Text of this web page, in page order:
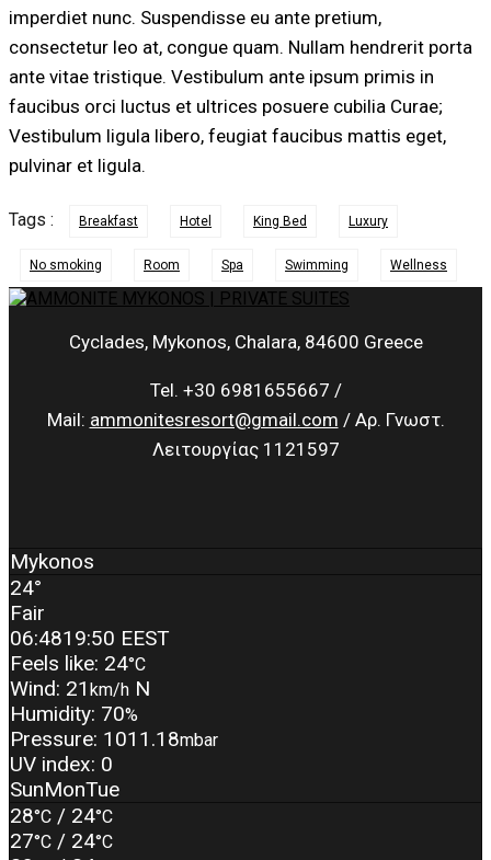
imperdiet nunc. Suspendisse eu ante pretium,
consectetur leo at, congue quam. Nullam hendrerit porta
ante vitae tristique. Vestibulum ante ipsum primis in
faucibus orci luctus et ultrices posuere cubilia Curae;
Vestibulum ligula libero, feugiat faucibus mattis eget,
pulvinar et ligula.
Tags : Breakfast Hotel King Bed Luxury
No smoking Room Spa Swimming Wellness
Cyclades, Mykonos, Chalara, 84600 Greece
Tel. +30 6981655667 /
Mail: ammonitesresort@gmail.com / Αρ. Γνωστ.
Λειτουργίας 1121597
Mykonos
24°
Fair
06:4819:50 EEST
Feels like: 24°C
Wind: 21 km/h N
Humidity: 70%
Pressure: 1011.18mbar
UV index: 0
SunMonTue
28°C / 24°C
27°C / 24°C